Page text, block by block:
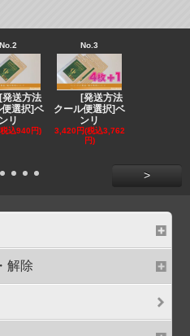
No.2
[発送方法
便選択]ベ
ンリ
込940円)
No.3
[発送方法
クール便選択]ベ
ンリ
3,420円(税込3,762
円)
>
解除